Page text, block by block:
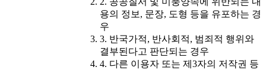
용의 정보, 문장, 도형 등을 유포하는 경
우
3. 반국가적, 반사회적, 범죄적 행위와
결부된다고 판단되는 경우
4. 다른 이용자 또는 제3자의 저작권 등